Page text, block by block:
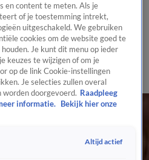
de
PanelContact
in Nieuws van de Dag.
vaccinatieplicht komen?
en content te meten. Als je
of je toestemming intrekt,
uitgeschakeld. We gebruiken
cookies om de website goed te
Je kunt dit menu op ieder
keuzes te wijzigen of om je
op de link Cookie-instellingen
Je selecties zullen overal
worden doorgevoerd. Raadpleeg
informatie.
Bekijk hier onze
Altijd actief